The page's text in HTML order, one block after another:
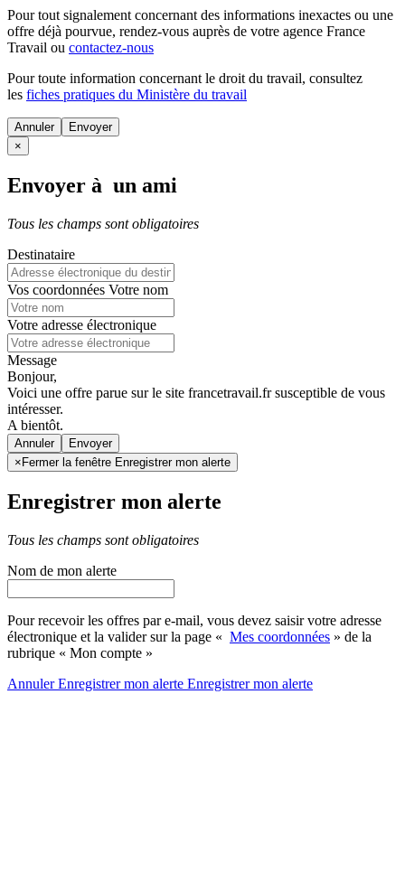
Pour tout signalement concernant des informations inexactes ou une
offre déjà pourvue, rendez-vous auprès de votre agence France
Travail ou contactez-nous
Pour toute information concernant le droit du travail, consultez
les fiches pratiques du Ministère du travail
Annuler
×
Envoyer à un ami
Tous les champs sont obligatoires
Destinataire
Vos coordonnées Votre nom
Votre adresse électronique
Message
Bonjour,
Voici une offre parue sur le site francetravail.fr susceptible de vous
intéresser.
A bientôt.
Annuler
× Fermer la fenêtre Enregistrer mon alerte
Enregistrer mon alerte
Tous les champs sont obligatoires
Nom de mon alerte
Pour recevoir les offres par e-mail, vous devez saisir votre adresse
électronique et la valider sur la page « Mes coordonnées » de la
rubrique « Mon compte »
AnnulerEnregistrer mon alerte Enregistrermon alerte